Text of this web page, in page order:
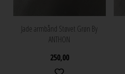
Jade armbånd Støvet Grøn By
ANTHON
250,00